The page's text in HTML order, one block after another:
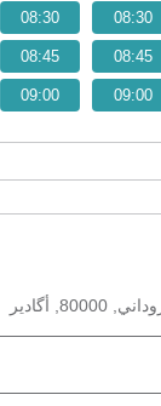
08:30
08:45
09:00
08:30
08:45
09:00